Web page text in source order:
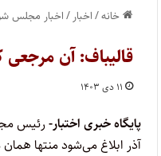
خانه/اخبار /اخبار مجلس
قالیباف: آن مرجعی که گفته بود قانون
۱۱ دی ۱۴۰۳
پایگاه خبری اختبار-
آذر ابلاغ می‌شود منتها همان